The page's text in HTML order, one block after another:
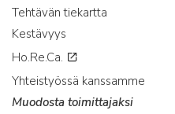
Tehtävän tiekartta
Kestävyys
Ho.Re.Ca.
Yhteistyössä kanssamme
Muodosta toimittajaksi